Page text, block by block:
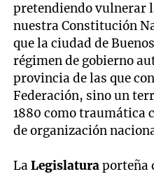
pretendiendo vulnerar
nuestra Constitución
que la ciudad de
régimen de gobierno
provincia de las que
Federación, sino un
1880 como traumática
de organización
LaLegislaturaporteña